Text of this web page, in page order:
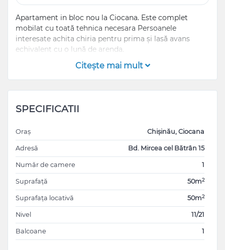
Apartament in bloc nou la Ciocana. Este complet
mobilat cu toată tehnica necesara Persoanele
interesate achita chiria pentru prima și lasă avans
echivalent cu o lună de arenda.
Citeşte mai mult
SPECIFICATII
Oraș Chișinău, Ciocana
Adresă Bd. Mircea cel Bătrân 15
Număr de camere 1
Suprafață 50m2
Suprafața locativă 50m2
Nivel 11/21
Balcoane 1